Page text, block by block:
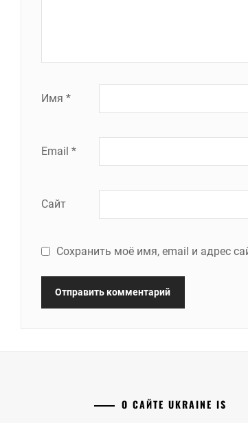
Имя *
Email *
Сайт
Сохранить моё имя, email и адрес
О САЙТЕ UKRAINE IS